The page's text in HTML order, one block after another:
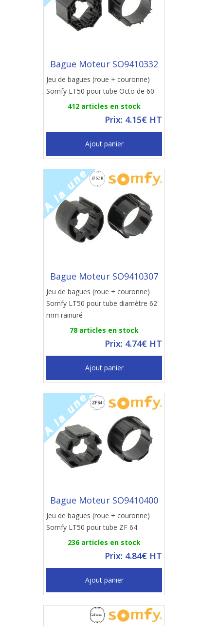
Bague Moteur SO9410332
Jeu de bagues (roue + couronne)
Somfy LT50 pour tube Octo de 60
412 articles en stock
Prix: 4.15€ HT
Ajout panier
Bague Moteur SO9410307
Jeu de bagues (roue + couronne)
Somfy LT50 pour tube diamètre 62
mm rainuré
78 articles en stock
Prix: 4.74€ HT
Ajout panier
Bague Moteur SO9410400
Jeu de bagues (roue + couronne)
Somfy LT50 pour tube ZF 64
236 articles en stock
Prix: 4.84€ HT
Ajout panier